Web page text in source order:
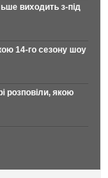
виходить з-під
14-го сезону шоу
розповіли, якою